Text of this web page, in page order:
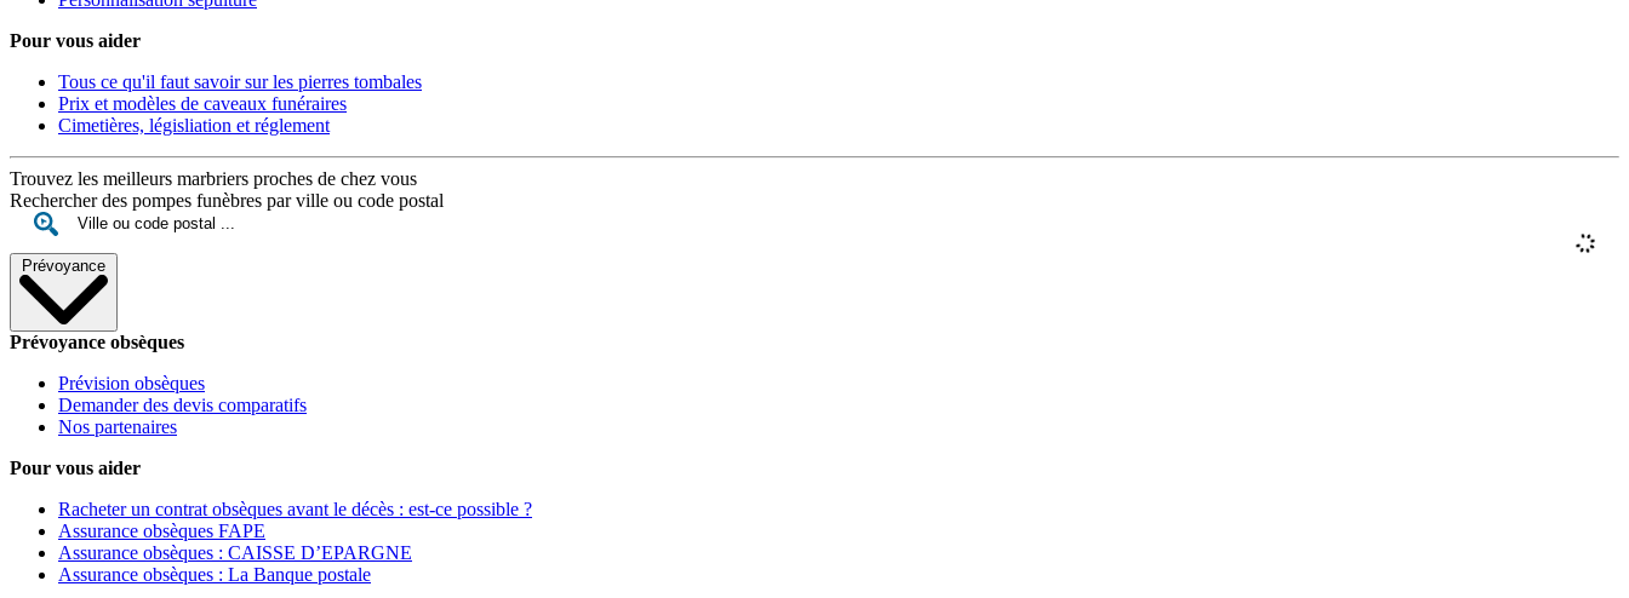
Pour vous aider
Tous ce qu'il faut savoir sur les pierres tombales
Prix et modèles de caveaux funéraires
Cimetières, législiation et réglement
Trouvez les meilleurs marbriers proches de chez vous
Rechercher des pompes funèbres par ville ou code postal
Prévoyance
Prévoyance obsèques
Prévision obsèques
Demander des devis comparatifs
Nos partenaires
Pour vous aider
Racheter un contrat obsèques avant le décès : est-ce possible ?
Assurance obsèques FAPE
Assurance obsèques : CAISSE D’EPARGNE
Assurance obsèques : La Banque postale